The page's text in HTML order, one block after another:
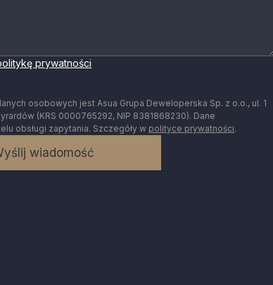
prywatności
osobowych jest Asua Grupa Deweloperska Sp. z o.o., ul. 1
(KRS 0000765292, NIP 8381868230). Dane
obsługi zapytania. Szczegóły w polityce prywatności.
wiadomość